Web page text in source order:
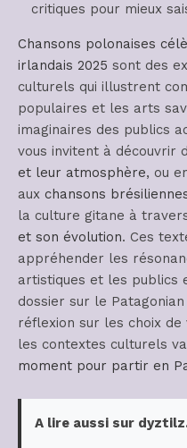
critiques pour mieux
Chansons polonaises
irlandais 2025 sont des
culturels qui illustrent
populaires et les arts
imaginaires des publics
vous invitent à découvrir
et leur atmosphère, ou
aux chansons
la culture gitane à
et son évolution. Ces
appréhender les
artistiques et les publics
dossier sur le
réflexion sur les choix
les contextes culturels
moment pour partir en
A lire aussi sur